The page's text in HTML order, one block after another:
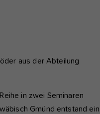
aus der Abteilung
in zwei Seminaren
Gmünd entstand ein
uns die